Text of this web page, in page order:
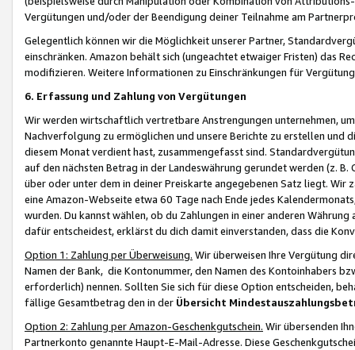
Vergütungen und/oder der Beendigung deiner Teilnahme am
Gelegentlich können wir die Möglichkeit unserer Partner,
einschränken. Amazon behält sich (ungeachtet etwaiger Fristen) das
modifizieren. Weitere Informationen zu Einschränkungen für
6. Erfassung und Zahlung von Vergütungen
Wir werden wirtschaftlich vertretbare Anstrengungen unternehmen,
Nachverfolgung zu ermöglichen und unsere Berichte zu erstellen und
diesem Monat verdient hast, zusammengefasst sind.
auf den nächsten Betrag in der Landeswährung gerundet werden (z.
über oder unter dem in deiner Preiskarte angegebenen Satz liegt.
eine Amazon-Webseite etwa 60 Tage nach Ende jedes
wurden. Du kannst wählen, ob du Zahlungen in einer anderen
dafür entscheidest, erklärst du dich damit einverstanden, dass die
Option 1: Zahlung per Überweisung. Wir überweisen Ihre Vergütung
Namen der Bank, die Kontonummer, den Namen des Kontoinhabers
erforderlich) nennen. Sollten Sie sich für diese Option entscheiden,
fällige Gesamtbetrag den in der Übersicht
Option 2: Zahlung per Amazon-Geschenkgutschein. Wir übersenden
Partnerkonto genannte Haupt-E-Mail-Adresse. Diese